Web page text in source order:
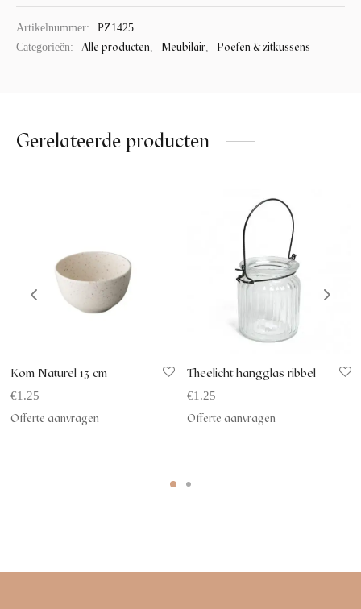
Artikelnummer:
PZ1425
Categorieën:
Alle producten, Meubilair, Poefen & zitkussens
Gerelateerde producten
Kom Naturel 13 cm
€1.25
Offerte aanvragen
Theelicht hangglas ribbel
€1.25
Offerte aanvragen